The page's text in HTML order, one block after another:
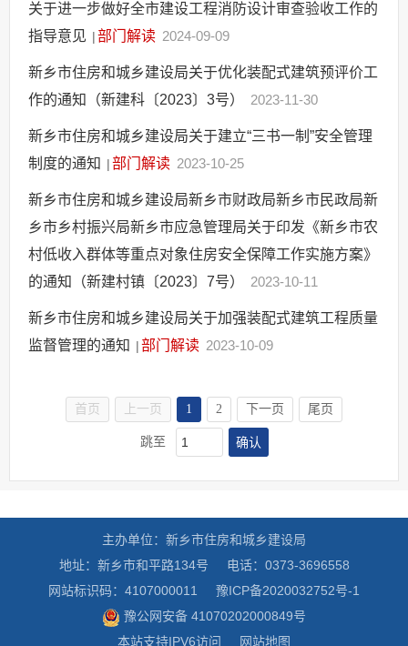
关于进一步做好全市建设工程消防设计审查验收工作的
指导意见 |部门解读 2024-09-09
新乡市住房和城乡建设局关于优化装配式建筑预评价工
作的通知（新建科〔2023〕3号）
2023-11-30
新乡市住房和城乡建设局关于建立“三书一制”安全管理
制度的通知 |部门解读 2023-10-25
新乡市住房和城乡建设局新乡市财政局新乡市民政局新
乡市乡村振兴局新乡市应急管理局关于印发《新乡市农
村低收入群体等重点对象住房安全保障工作实施方案》
的通知（新建村镇〔2023〕7号）
2023-10-11
新乡市住房和城乡建设局关于加强装配式建筑工程质量
监督管理的通知 |部门解读 2023-10-09
首页 上一页 1 2 下一页 尾页
跳至 确认
主办单位：新乡市住房和城乡建设局
地址：新乡市和平路134号
电话：0373-3696558
网站标识码：4107000011
豫ICP备2020032752号-1
豫公网安备 41070202000849号
本站支持IPV6访问
网站地图